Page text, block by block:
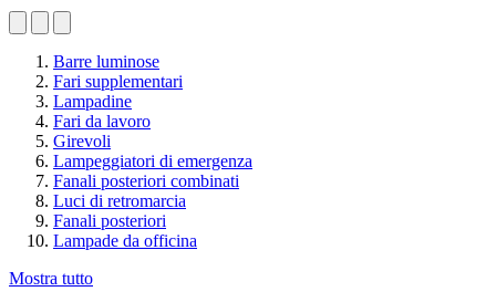
Barre luminose
Fari supplementari
Lampadine
Fari da lavoro
Girevoli
Lampeggiatori di emergenza
Fanali posteriori combinati
Luci di retromarcia
Fanali posteriori
Lampade da officina
Mostra tutto